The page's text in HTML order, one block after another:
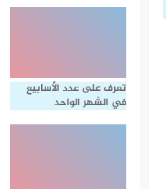
تعرف على عدد الأسابيع
في الشهر الواحد